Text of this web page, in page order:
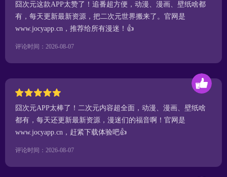
囧次元这款APP太赞了！追番超方便，动漫、漫画、壁纸啥都
有，每天更新最新资源，把二次元世界搬来了。官网是
www.jocyapp.cn，推荐给所有漫迷！👍
评论时间：2026-08-07
囧次元APP太棒了！二次元内容超全面，动漫、漫画、壁纸啥
都有，每天还更新最新资源，漫迷们的福音啊！官网是
www.jocyapp.cn，赶紧下载体验吧👍
评论时间：2026-08-07